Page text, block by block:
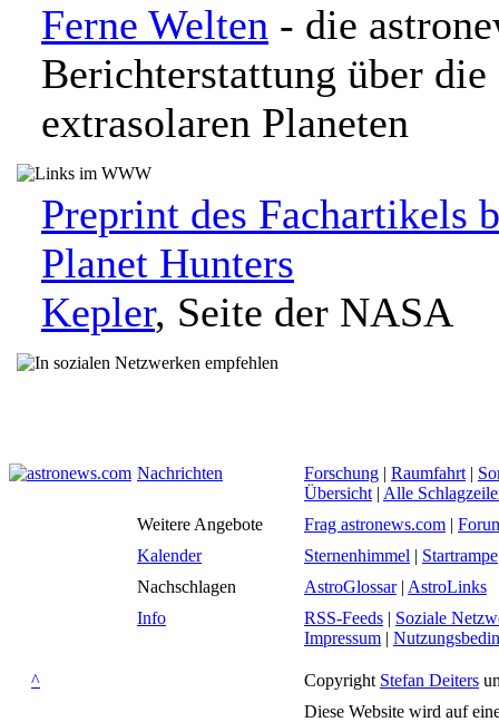
Ferne Welten - die
Berichterstattung über die
extrasolaren Planeten
Preprint des Fachartikels
Planet Hunters
Kepler, Seite der NASA
Nachrichten Forschung | Raumfahrt |
Übersicht | Alle
Weitere Angebote
Frag astronews.com |
Kalender
Sternenhimmel | Startrampe
Nachschlagen
AstroGlossar| AstroLinks
Info
RSS-Feeds | Soziale
Impressum |
^ Copyright Stefan Deiters
Diese Website wird auf